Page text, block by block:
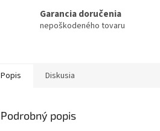
Garancia doručenia
nepoškodeného tovaru
Popis Diskusia
Podrobný popis